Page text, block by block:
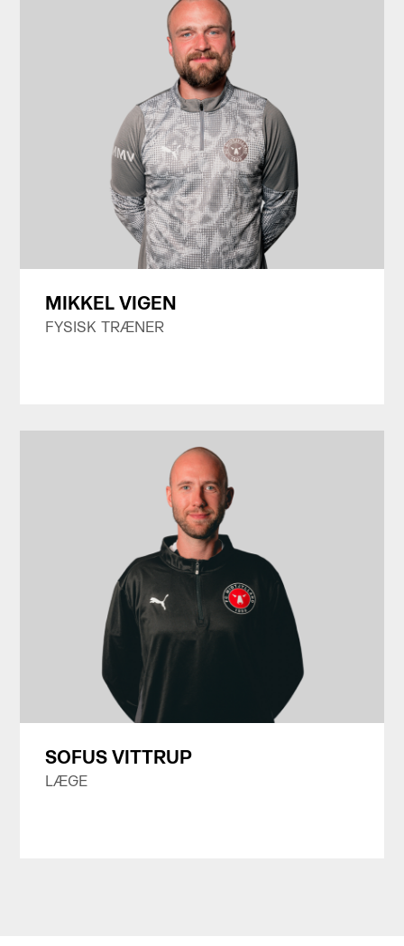
MIKKEL VIGEN
FYSISK TRÆNER
SOFUS VITTRUP
LÆGE